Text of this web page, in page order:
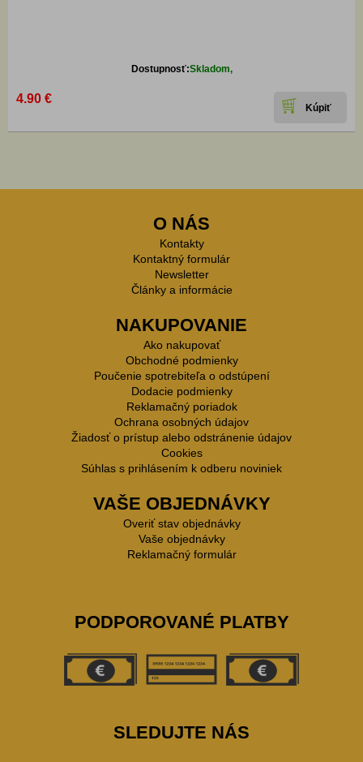
Dostupnosť:Skladom,
4.90 €
O NÁS
Kontakty
Kontaktný formulár
Newsletter
Články a informácie
NAKUPOVANIE
Ako nakupovať
Obchodné podmienky
Poučenie spotrebiteľa o odstúpení
Dodacie podmienky
Reklamačný poriadok
Ochrana osobných údajov
Žiadosť o prístup alebo odstránenie údajov
Cookies
Súhlas s prihlásením k odberu noviniek
VAŠE OBJEDNÁVKY
Overiť stav objednávky
Vaše objednávky
Reklamačný formulár
PODPOROVANÉ PLATBY
SLEDUJTE NÁS